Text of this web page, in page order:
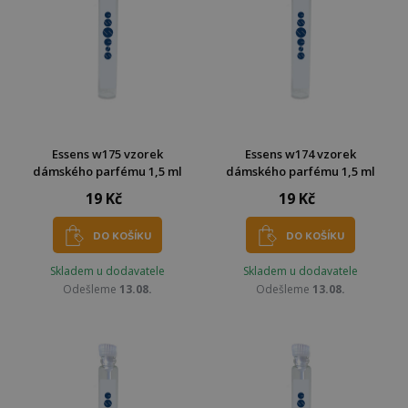
Essens w175 vzorek
dámského parfému 1,5 ml
19 Kč
DO KOŠÍKU
Skladem u dodavatele
Odešleme 13.08.
Essens w174 vzorek
dámského parfému 1,5 ml
19 Kč
DO KOŠÍKU
Skladem u dodavatele
Odešleme 13.08.